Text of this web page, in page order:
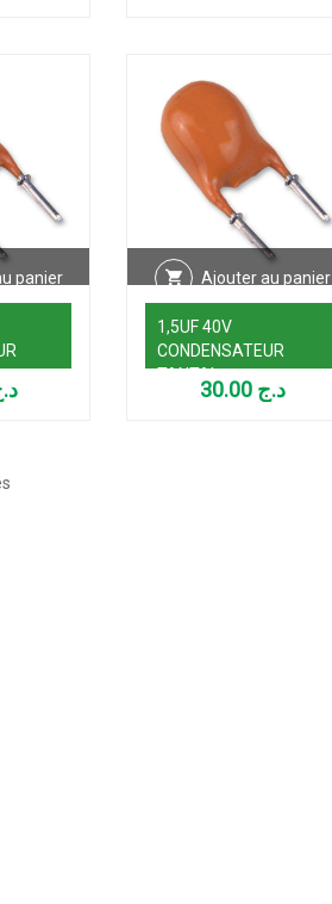
panier Ajouter au panier
1,5UF 40V
CONDENSATEUR
TANTAL
د.ج 30.00